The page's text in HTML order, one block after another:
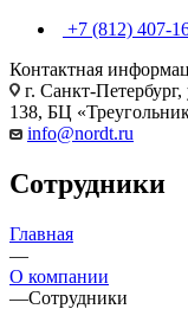
+7 (812) 407-
Контактная
г. Санкт-
138, БЦ
info@nordt.ru
Сотрудники
Главная
—
О компании
—Сотрудники